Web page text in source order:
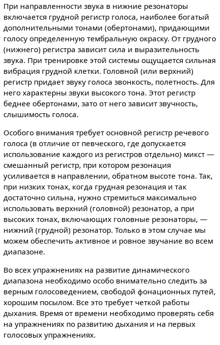
При направленности звука в нижние резонаторы
включается грудной регистр голоса, наиболее богатый
дополнительными тонами (обертонами), придающими
голосу определенную тембральную окраску. От грудного
(нижнего) регистра зависит сила и выразительность
звука. При тренировке этой системы ощущается сильная
вибрация грудной клетки. Головной (или верхний)
регистр придает звуку голоса звонкость, полетность. Для
него характерны звуки высокого тона. Этот регистр
беднее обертонами, зато от него зависит звучность,
слышимость голоса.
Особого внимания требует основной регистр речевого
голоса (в отличие от певческого, где допускается
использование каждого из регистров отдельно) микст —
смешанный регистр, при котором резонация
усиливается в направлении, обратном высоте тона. Так,
при низких тонах, когда грудная резонация и так
достаточно сильна, нужно стремиться максимально
использовать верхний (головной) резонатор, а при
высоких тонах, включающих головные резонаторы, —
нижний (грудной) резонатор. Только в этом случае мы
можем обеспечить активное и ровное звучание во всем
диапазоне.
Во всех упражнениях на развитие динамического
диапазона необходимо особо внимательно следить за
верным голосоведением, свободой фонационных путей,
хорошим посылом. Все это требует четкой работы
дыхания. Время от времени необходимо проверять себя
на упражнениях по развитию дыхания и на первых
голосовых упражнениях.